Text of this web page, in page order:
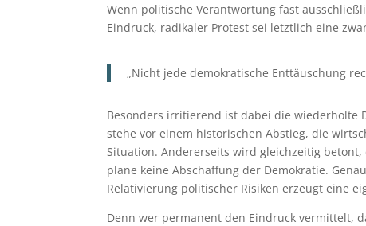
Wenn politische Verantwortung fast
Eindruck, radikaler Protest sei letztlich eine
„Nicht jede demokratische Enttäuschung
Besonders irritierend ist dabei die wiederholte
stehe vor einem historischen Abstieg, die
Situation. Andererseits wird gleichzeitig
plane keine Abschaffung der Demokratie.
Relativierung politischer Risiken erzeugt eine
Denn wer permanent den Eindruck vermittelt,